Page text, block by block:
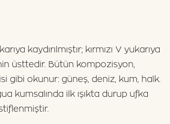
kaydırılmıştır; kırmızı V yukarıya
üsttedir. Bütün kompozisyon,
gibi okunur: güneş, deniz, kum, halk.
kumsalında ilk ışıkta durup ufka